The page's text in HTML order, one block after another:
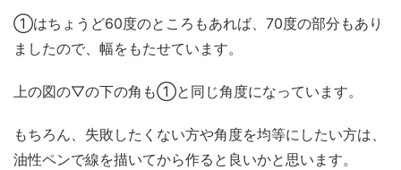
①はちょうど60度のところもあれば、70度の部分もあり
ましたので、幅をもたせています。
上の図の▽の下の角も①と同じ角度になっています。
もちろん、失敗したくない方や角度を均等にしたい方は、
油性ペンで線を描いてから作ると良いかと思います。